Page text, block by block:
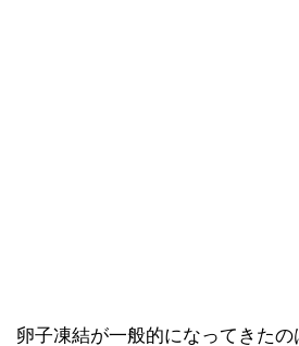
卵子凍結が一般的になってきたの